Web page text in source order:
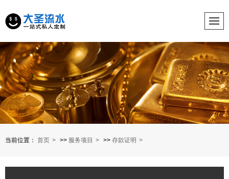
当前位置： 首页 >> 服务项目 >> 存款证明